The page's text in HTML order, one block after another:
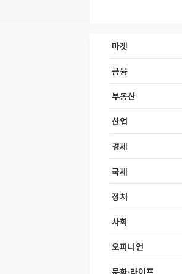
마켓
금융
부동산
산업
경제
국제
정치
사회
오피니언
문화·라이프